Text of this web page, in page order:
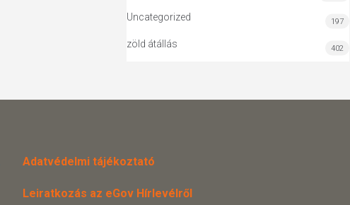
Uncategorized 197
zöld átállás 402
Adatvédelmi tájékoztató
Leiratkozás az eGov Hírlevélről